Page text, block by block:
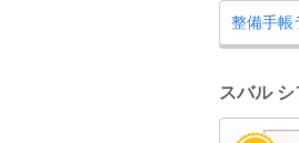
整備手帳
スバル